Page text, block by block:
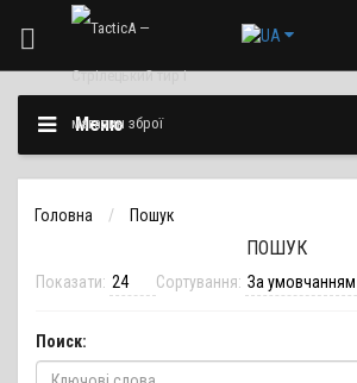
Меню
Головна Пошук
ПОШУК
Показати: Сортування:
Поиск: